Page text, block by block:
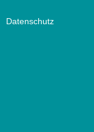
Datenschutz